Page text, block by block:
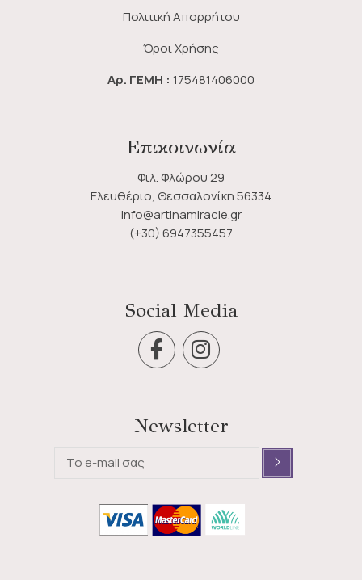
Πολιτική Απορρήτου
Όροι Χρήσης
Αρ. ΓΕΜΗ : 175481406000
Επικοινωνία
Φιλ. Φλώρου 29
Ελευθέριο, Θεσσαλονίκη 56334
info@artinamiracle.gr
(+30) 6947355457
Social Media
Newsletter